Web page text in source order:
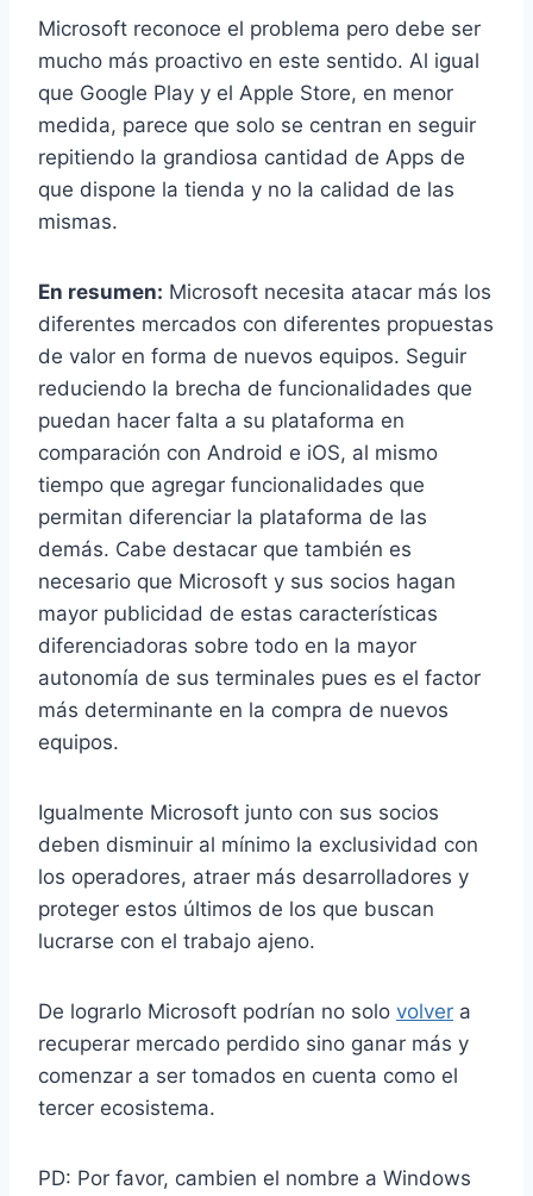
Microsoft reconoce el problema pero debe ser
mucho más proactivo en este sentido. Al igual
que Google Play y el Apple Store, en menor
medida, parece que solo se centran en seguir
repitiendo la grandiosa cantidad de Apps de
que dispone la tienda y no la calidad de las
mismas.
En resumen: Microsoft necesita atacar más los
diferentes mercados con diferentes propuestas
de valor en forma de nuevos equipos. Seguir
reduciendo la brecha de funcionalidades que
puedan hacer falta a su plataforma en
comparación con Android e iOS, al mismo
tiempo que agregar funcionalidades que
permitan diferenciar la plataforma de las
demás. Cabe destacar que también es
necesario que Microsoft y sus socios hagan
mayor publicidad de estas características
diferenciadoras sobre todo en la mayor
autonomía de sus terminales pues es el factor
más determinante en la compra de nuevos
equipos.
Igualmente Microsoft junto con sus socios
deben disminuir al mínimo la exclusividad con
los operadores, atraer más desarrolladores y
proteger estos últimos de los que buscan
lucrarse con el trabajo ajeno.
De lograrlo Microsoft podrían no solo volver a
recuperar mercado perdido sino ganar más y
comenzar a ser tomados en cuenta como el
tercer ecosistema.
PD: Por favor, cambien el nombre a Windows